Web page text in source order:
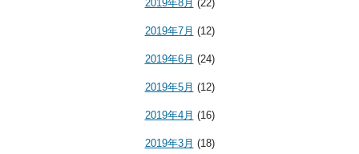
2019年8月 (22)
2019年7月 (12)
2019年6月 (24)
2019年5月 (12)
2019年4月 (16)
2019年3月 (18)